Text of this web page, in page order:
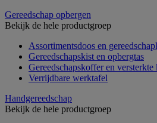
Gereedschap opbergen
Bekijk de hele productgroep
Assortimentsdoos en
Gereedschapskist en opbergtas
Gereedschapskoffer en versterkte
Verrijdbare werktafel
Handgereedschap
Bekijk de hele productgroep